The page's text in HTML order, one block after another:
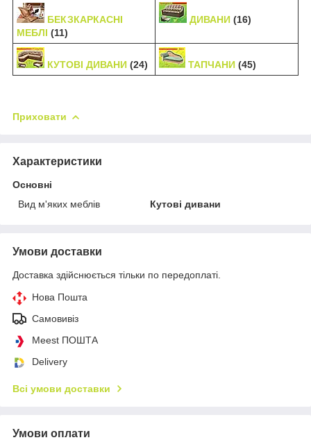
БЕКЗКАРКАСНІ
МЕБЛІ (11)
ДИВАНИ (16)
КУТОВІ ДИВАНИ (24) ТАПЧАНИ (45)
Приховати
Характеристики
Основні
Вид м'яких меблів
Кутові дивани
Умови доставки
Доставка здійснюється тільки по передоплаті.
Нова Пошта
Самовивіз
Meest ПОШТА
Delivery
Всі умови доставки
Умови оплати